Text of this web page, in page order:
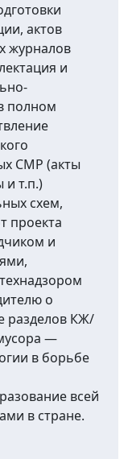
актов
журналов
и
полном
СМР (акты
т.п.)
схем,
проекта
и
о
разделов КЖ/
—
в борьбе
всей
в стране.